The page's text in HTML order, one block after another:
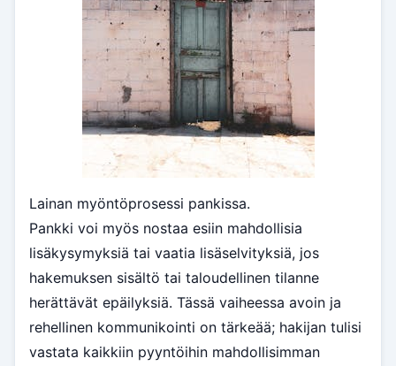
Lainan myöntöprosessi pankissa.
Pankki voi myös nostaa esiin mahdollisia
lisäkysymyksiä tai vaatia lisäselvityksiä, jos
hakemuksen sisältö tai taloudellinen tilanne
herättävät epäilyksiä. Tässä vaiheessa avoin ja
rehellinen kommunikointi on tärkeää; hakijan tulisi
vastata kaikkiin pyyntöihin mahdollisimman